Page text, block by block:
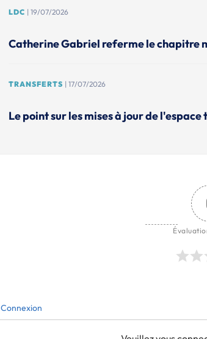
LDC | 19/07/2026
Catherine Gabriel referme le chapitre
TRANSFERTS | 17/07/2026
Le point sur les mises à jour de
Connexion